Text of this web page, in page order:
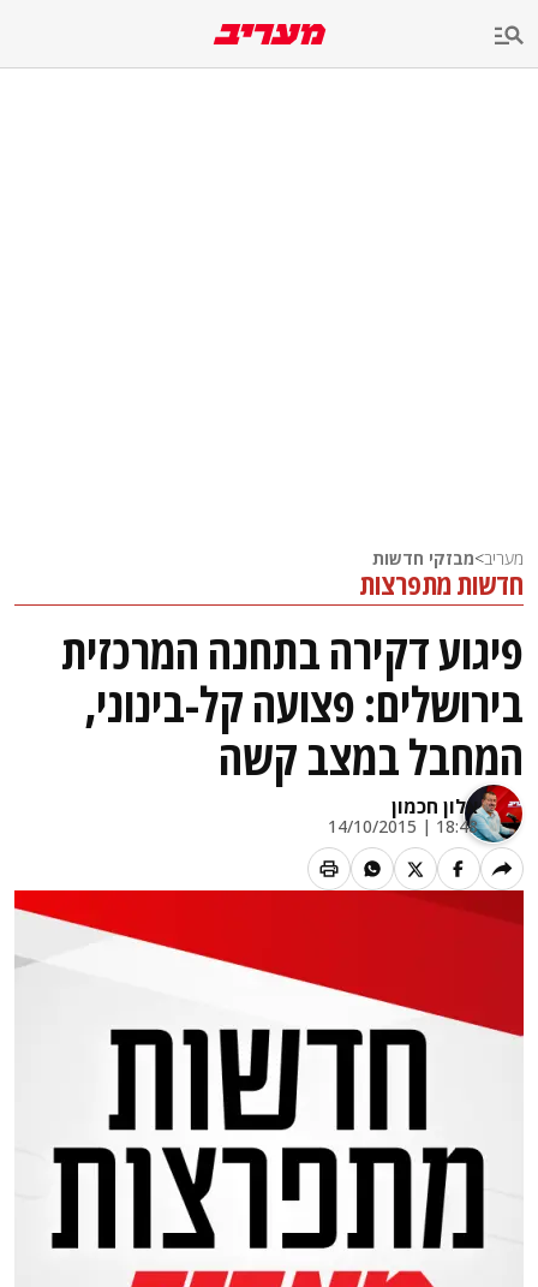
מעריב>מבזקי חדשות
חדשות מתפרצות
פיגוע דקירה בתחנה המרכזית
בירושלים: פצועה קל-בינוני,
המחבל במצב קשה
אלון חכמון
18:48 | 14/10/2015